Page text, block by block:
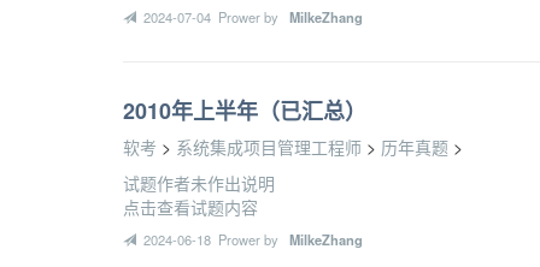
2024-07-04 Prower by MilkeZhang
2010年上半年（已汇总）
软考 > 系统集成项目管理工程师 > 历年真题 >
试题作者未作出说明
点击查看试题内容
2024-06-18 Prower by MilkeZhang